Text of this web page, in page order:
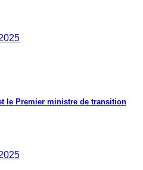
le Premier ministre de transition